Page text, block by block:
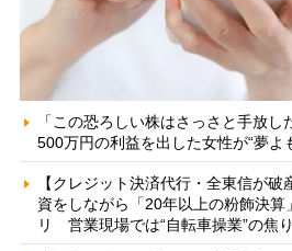
「この恐ろしい株はさっさと手放
500万円の利益を出した女性が“夢よ
【クレジット決済代行・全東信が
資をしながら「20年以上の粉飾決算
リ 営業現場では“自転車操業”の焦